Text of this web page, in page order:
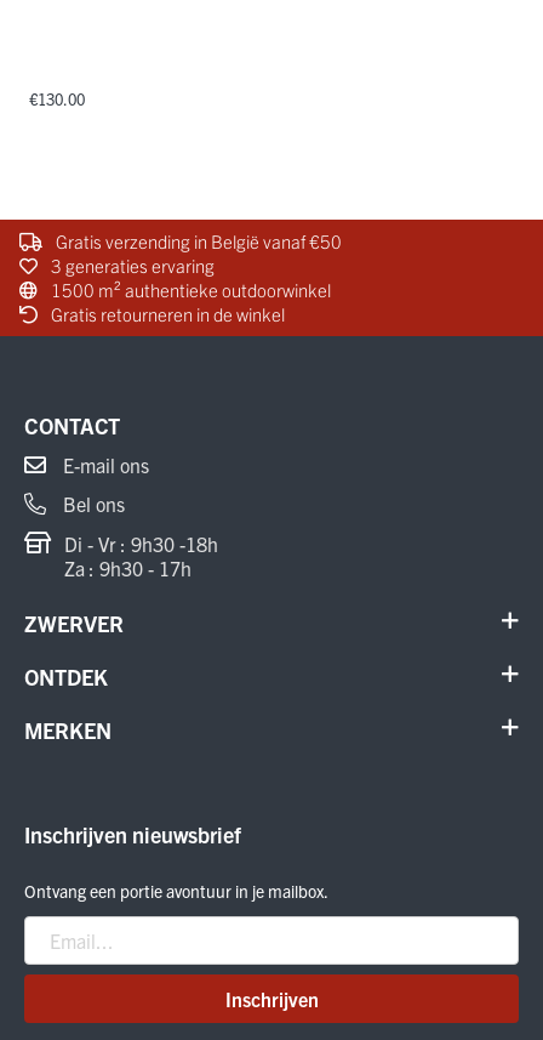
€130.00
Gratis verzending in België vanaf €50
3 generaties ervaring
1500 m² authentieke outdoorwinkel
Gratis retourneren in de winkel
ZWERVER
Contact
Annuleer order
ONTDEK
Schoenen
MERKEN
Smartwool
Nitro
Peak Performance
Patagonia
CONTACT
E-mail ons
Bel ons
Di - Vr : 9h30 -18h
Za : 9h30 - 17h
Inschrijven nieuwsbrief
Ontvang een portie avontuur in je mailbox.
Inschrijven